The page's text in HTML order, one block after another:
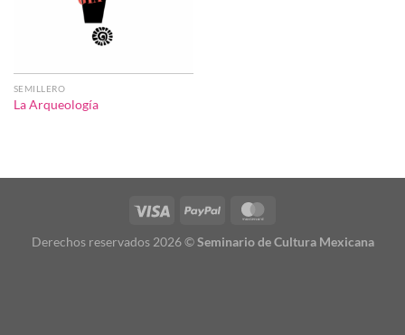
SEMILLERO
La Arqueología
Derechos reservados 2026 ©Seminario de Cultura Mexicana